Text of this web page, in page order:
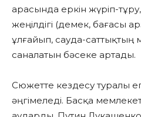
арасында еркін жүріп-
жеңілдігі (демек, бағасы
ұлғайып, сауда-саттықтың
саналатын бәсеке артады.
Сюжетте кездесу туралы
әңгімеледі. Басқа